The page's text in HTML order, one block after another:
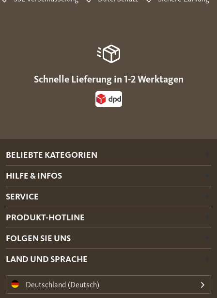
Schnelle Lieferung in 1-2 Werktagen
BELIEBTE KATEGORIEN
HILFE & INFOS
SERVICE
PRODUKT-HOTLINE
FOLGEN SIE UNS
LAND UND SPRACHE
Deutschland (Deutsch)